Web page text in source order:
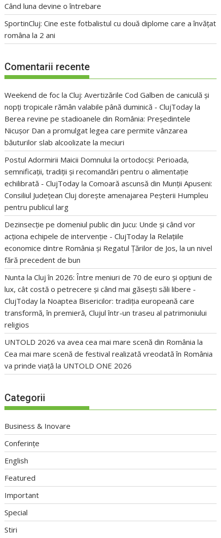
Când luna devine o întrebare
SportinCluj: Cine este fotbalistul cu două diplome care a învățat
româna la 2 ani
Comentarii recente
Weekend de foc la Cluj: Avertizările Cod Galben de caniculă și
nopți tropicale rămân valabile până duminică - ClujToday la
Berea revine pe stadioanele din România: Președintele
Nicușor Dan a promulgat legea care permite vânzarea
băuturilor slab alcoolizate la meciuri
Postul Adormirii Maicii Domnului la ortodocși: Perioada,
semnificații, tradiții și recomandări pentru o alimentație
echilibrată - ClujToday laComoară ascunsă din Munții Apuseni:
Consiliul Județean Cluj dorește amenajarea Peșterii Humpleu
pentru publicul larg
Dezinsecție pe domeniul public din Jucu: Unde și când vor
acționa echipele de intervenție - ClujToday la Relațiile
economice dintre România și Regatul Țărilor de Jos, la un nivel
fără precedent de bun
Nunta la Cluj în 2026: Între meniuri de 70 de euro și opțiuni de
lux, cât costă o petrecere și când mai găsești săli libere -
ClujToday la Noaptea Bisericilor: tradiția europeană care
transformă, în premieră, Clujul într-un traseu al patrimoniului
religios
UNTOLD 2026 va avea cea mai mare scenă din România la
Cea mai mare scenă de festival realizată vreodată în România
va prinde viață la UNTOLD ONE 2026
Categorii
Business & Inovare
Conferințe
English
Featured
Important
Special
Stiri